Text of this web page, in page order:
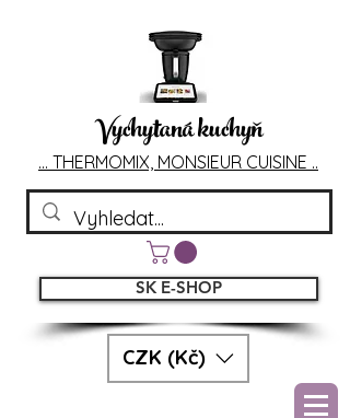
Vychytaná kuchyň
... THERMOMIX, MONSIEUR CUISINE ..
CZK (Kč)
SK E-SHOP